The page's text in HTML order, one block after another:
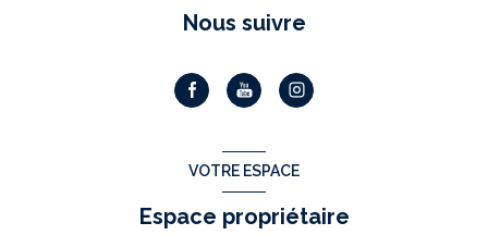
Nous suivre
VOTRE ESPACE
Espace propriétaire